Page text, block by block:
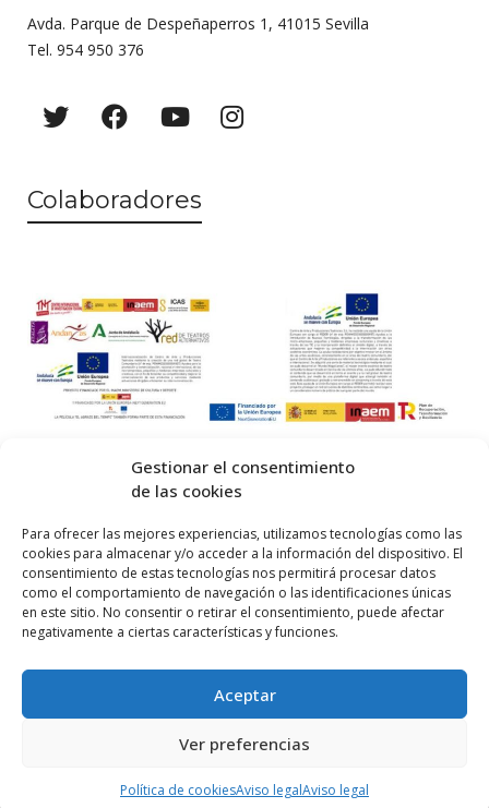
Gestionar el consentimiento
de las cookies
Para ofrecer las mejores experiencias, utilizamos tecnologías como las
cookies para almacenar y/o acceder a la información del dispositivo. El
consentimiento de estas tecnologías nos permitirá procesar datos
como el comportamiento de navegación o las identificaciones únicas
en este sitio. No consentir o retirar el consentimiento, puede afectar
negativamente a ciertas características y funciones.
Aceptar
Ver preferencias
Política de cookiesAviso legalAviso legal
Avda. Parque de Despeñaperros 1, 41015 Sevilla
Tel. 954 950 376
Colaboradores
by QM.
Inicio
Contacta
Política de Privacidad